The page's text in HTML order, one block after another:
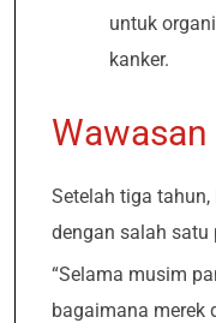
untuk
kanker.
Setelah tiga
dengan salah satu
“Selama musim
bagaimana merek